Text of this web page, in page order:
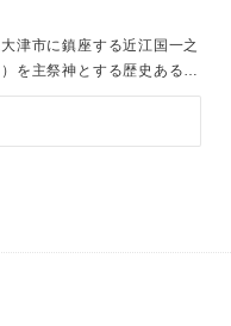
津市に鎮座する近江国一之
を主祭神とする歴史ある神
運の神として多くの人々
、春には桜、秋には紅葉が
癒しの空間です。毎年1月
こうさい）」、夏には神輿